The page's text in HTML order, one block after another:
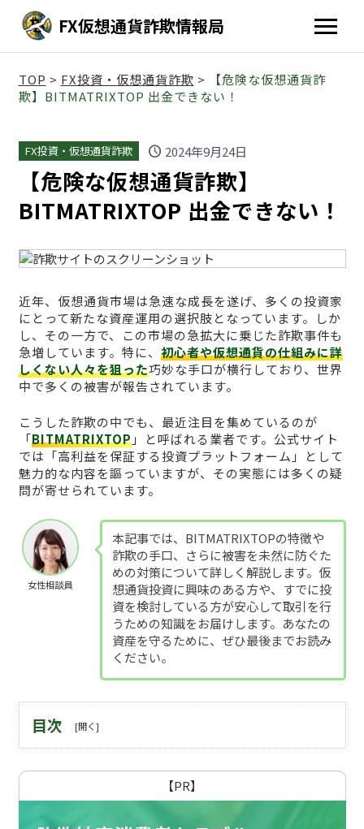
FX仮想通貨詐欺情報局
TOP > FX投資・仮想通貨詐欺 >
【危険な仮想通貨詐
欺】BITMATRIXTOP 出金できない！
FX投資・仮想通貨詐欺 schedule 2024年9月24日
【危険な仮想通貨詐欺】
BITMATRIXTOP 出金できない！
近年、仮想通貨市場は急速な成長を遂げ、多くの投資家
にとって新たな資産運用の選択肢となっています。しか
し、その一方で、この市場の急拡大に乗じた詐欺事件も
急増しています。特に、 初心者や仮想通貨の仕組みに詳
しくない人々を狙った巧妙な手口が横行しており、世界
中で多くの被害が報告されています。
こうした詐欺の中でも、最近注目を集めているのが
「BITMATRIXTOP」と呼ばれる業者です。公式サイト
では「高利益を保証する投資プラットフォーム」として
魅力的な内容を謳っていますが、その実態には多くの疑
問が寄せられています。
女性相談員
本記事では、BITMATRIXTOPの特徴や
詐欺の手口、さらに被害を未然に防ぐた
めの対策について詳しく解説します。仮
想通貨投資に興味のある方や、すでに投
資を検討している方が安心して取引を行
うための知識をお届けします。あなたの
資産を守るために、ぜひ最後までお読み
ください。
目次
【PR】